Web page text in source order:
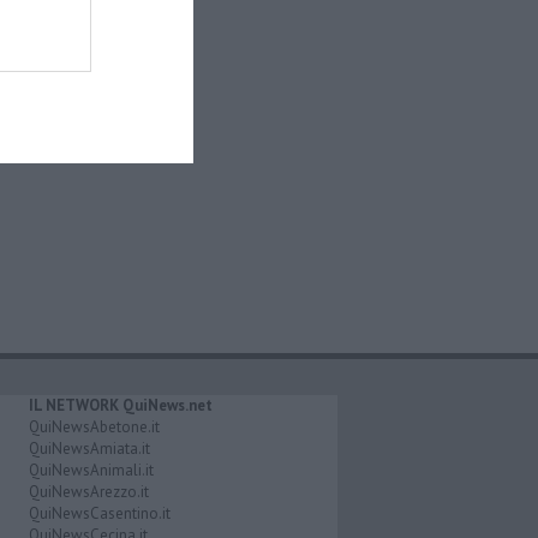
IL NETWORK QuiNews.net
QuiNewsAbetone.it
QuiNewsAmiata.it
QuiNewsAnimali.it
QuiNewsArezzo.it
QuiNewsCasentino.it